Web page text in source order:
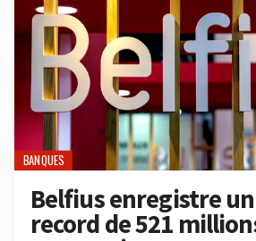
BANQUES
Belfius enregistre
record de 521